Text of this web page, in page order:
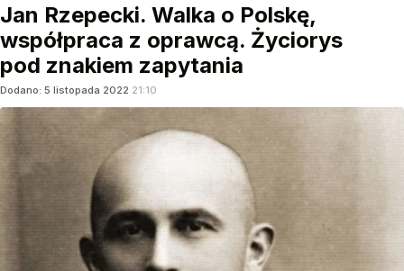
Jan Rzepecki. Walka o Polskę,
współpraca z oprawcą. Życiorys
pod znakiem zapytania
Dodano: 5 listopada 2022 21:10